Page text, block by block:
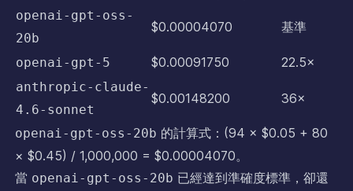
openai-gpt-oss-
20b
$0.00004070 基準
openai-gpt-5 $0.00091750 22.5×
anthropic-claude-
4.6-sonnet
$0.00148200 36×
openai-gpt-oss-20b 的計算式：(94 × $0.05 + 80
× $0.45) / 1,000,000 = $0.00004070。
當 openai-gpt-oss-20b 已經達到準確度標準，卻還